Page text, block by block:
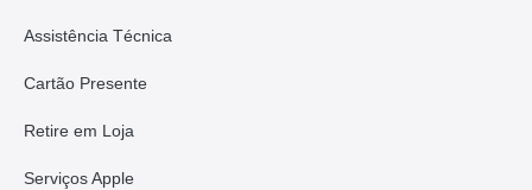
Assistência Técnica
Cartão Presente
Retire em Loja
Serviços Apple